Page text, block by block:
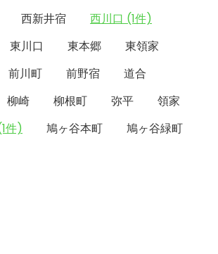
西新井宿
西川口 (1件)
東川口 東本郷
東領家
前川町 前野宿
道合
柳崎 柳根町 弥平
領家
件) 鳩ヶ谷本町
鳩ヶ谷緑町